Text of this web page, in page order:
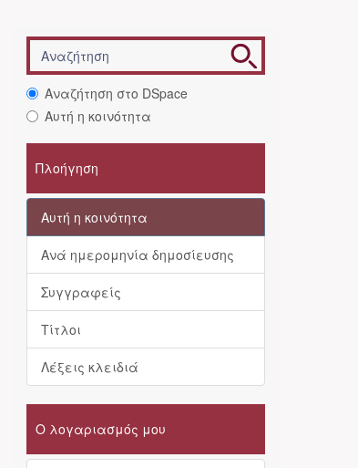
Αναζήτηση στο DSpace
Αυτή η κοινότητα
Πλοήγηση
Αυτή η κοινότητα
Ανά ημερομηνία δημοσίευσης
Συγγραφείς
Τίτλοι
Λέξεις κλειδιά
Ο λογαριασμός μου